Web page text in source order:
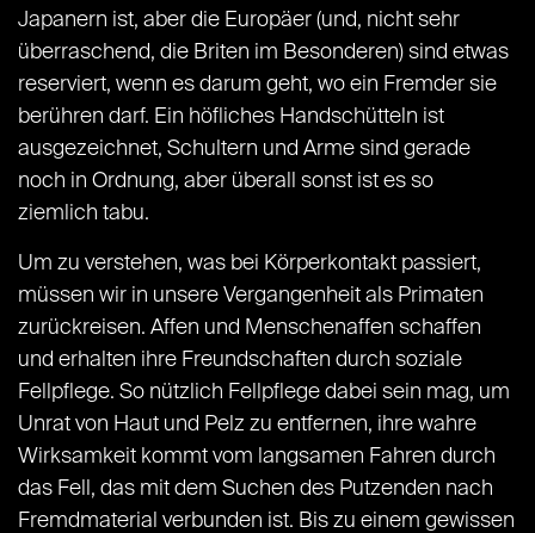
Japanern ist, aber die Europäer (und, nicht sehr
überraschend, die Briten im Besonderen) sind etwas
reserviert, wenn es darum geht, wo ein Fremder sie
berühren darf. Ein höfliches Handschütteln ist
ausgezeichnet, Schultern und Arme sind gerade
noch in Ordnung, aber überall sonst ist es so
ziemlich tabu.
Um zu verstehen, was bei Körperkontakt passiert,
müssen wir in unsere Vergangenheit als Primaten
zurückreisen. Affen und Menschenaffen schaffen
und erhalten ihre Freundschaften durch soziale
Fellpflege. So nützlich Fellpflege dabei sein mag, um
Unrat von Haut und Pelz zu entfernen, ihre wahre
Wirksamkeit kommt vom langsamen Fahren durch
das Fell, das mit dem Suchen des Putzenden nach
Fremdmaterial verbunden ist. Bis zu einem gewissen